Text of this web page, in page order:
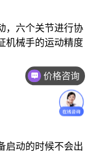
，六个关节进行协
机械手的运动精度
启动的时候不会出
价格咨询